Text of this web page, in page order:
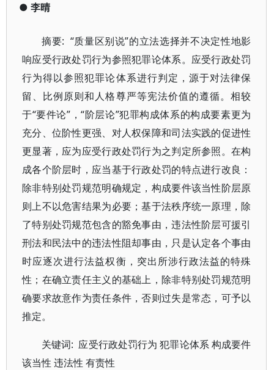
● 李晴
摘要: “质量区别说”的立法选择并不决定性地影
响应受行政处罚行为参照犯罪论体系。应受行政处罚
行为得以参照犯罪论体系进行判定，源于对法律保
留、比例原则和人格尊严等宪法价值的遵循。相较
于“要件论”，“阶层论”犯罪构成体系的构成要素更为
充分、位阶性更强、对人权保障和司法实践的促进性
更显著，应为应受行政处罚行为之判定所参照。在构
成各个阶层时，应当基于行政处罚的特点进行改良：
除非特别处罚规范明确规定，构成要件该当性阶层原
则上不以危害结果为必要；基于法秩序统一原理，除
了特别处罚规范包含的豁免事由，违法性阶层可援引
刑法和民法中的违法性阻却事由，只是认定各个事由
时应逐次进行法益权衡，突出所涉行政法益的特殊
性；在确立责任主义的基础上，除非特别处罚规范明
确要求故意作为责任条件，否则过失是常态，可予以
推定。
关键词: 应受行政处罚行为 犯罪论体系 构成要件
该当性 违法性 有责性